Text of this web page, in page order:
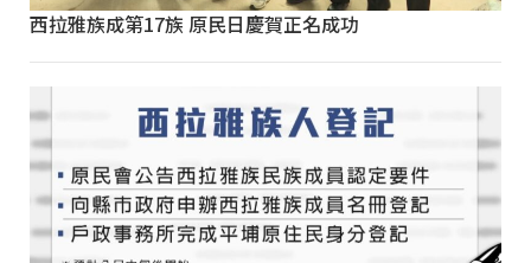
西拉雅族成第17族 原民日慶賀正名成功